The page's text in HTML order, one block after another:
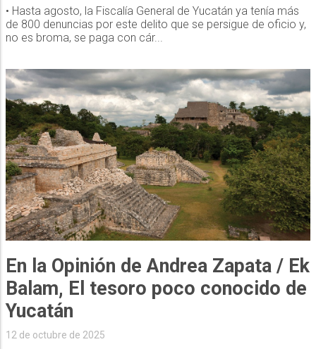
• Hasta agosto, la Fiscalía General de Yucatán ya tenía más
de 800 denuncias por este delito que se persigue de oficio y,
no es broma, se paga con cár...
En la Opinión de Andrea Zapata / Ek
Balam, El tesoro poco conocido de
Yucatán
12 de octubre de 2025